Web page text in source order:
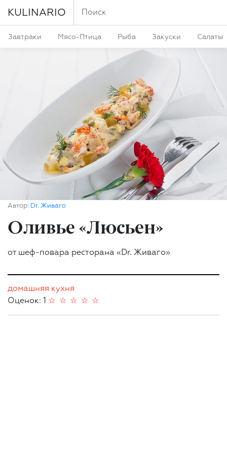
KULINARIO
Завтраки Мясо-Птица Рыба Закуски Салаты
Автор: Dr. Живаго
Оливье «Люсьен»
от шеф-повара ресторана «Dr. Живаго»
домашняя кухня
Оценок: 1
☆
☆
☆
☆
☆